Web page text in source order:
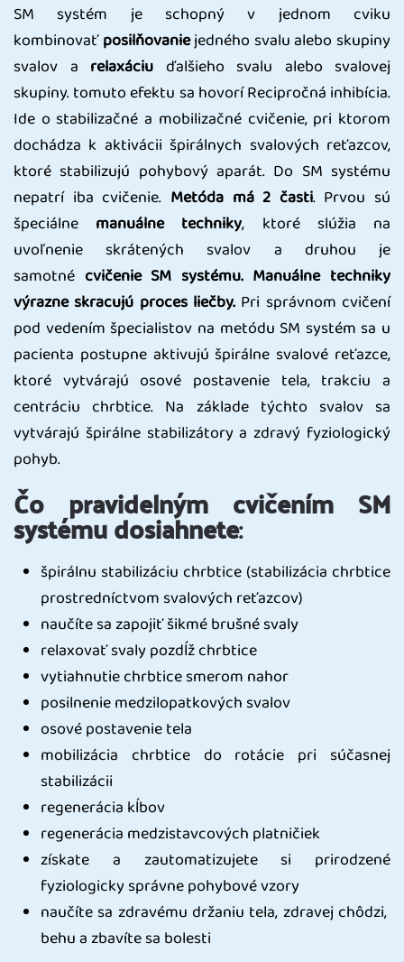
SM systém je schopný v jednom cviku
kombinovaťposilňovaniejedného svalu alebo skupiny
svalov a relaxáciu ďalšieho svalu alebo svalovej
skupiny. tomuto efektu sa hovorí Recipročná inhibícia.
Ide o stabilizačné a mobilizačné cvičenie, pri ktorom
dochádza k aktivácii špirálnych svalových reťazcov,
ktoré stabilizujú pohybový aparát. Do SM systému
nepatrí iba cvičenie. Metóda má 2 časti. Prvou sú
špeciálne manuálne techniky, ktoré slúžia na
uvoľnenie skrátených svalov a druhou je
samotné cvičenie SM systému. Manuálne techniky
výrazne skracujú proces liečby. Pri správnom cvičení
pod vedením špecialistov na metódu SM systém sa u
pacienta postupne aktivujú špirálne svalové reťazce,
ktoré vytvárajú osové postavenie tela, trakciu a
centráciu chrbtice. Na základe týchto svalov sa
vytvárajú špirálne stabilizátory a zdravý fyziologický
pohyb.
Čo pravidelným cvičením SM
systému dosiahnete:
špirálnu stabilizáciu chrbtice (stabilizácia chrbtice
prostredníctvom svalových reťazcov)
naučíte sa zapojiť šikmé brušné svaly
relaxovať svaly pozdĺž chrbtice
vytiahnutie chrbtice smerom nahor
posilnenie medzilopatkových svalov
osové postavenie tela
mobilizácia chrbtice do rotácie pri súčasnej
stabilizácii
regenerácia kĺbov
regenerácia medzistavcových platničiek
získate a zautomatizujete si prirodzené
fyziologicky správne pohybové vzory
naučíte sa zdravému držaniu tela, zdravej chôdzi,
behu a zbavíte sa bolesti